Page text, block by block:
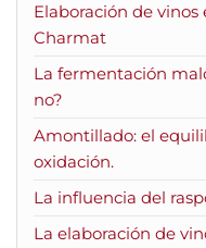
Elaboración de
Charmat
La fermentación
no?
Amontillado: el
oxidación.
La influencia del
La elaboración de